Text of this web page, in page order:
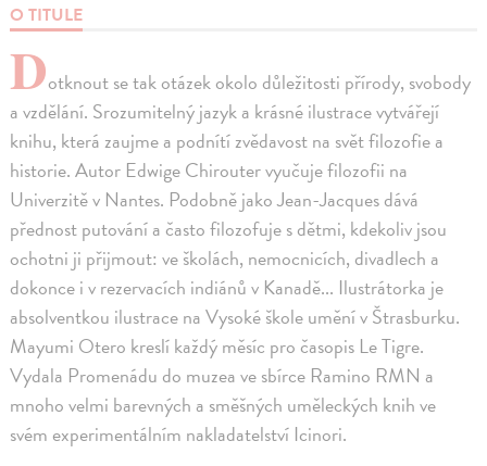
O TITULE
Dotknout se tak otázek okolo důležitosti přírody, svobody
a vzdělání. Srozumitelný jazyk a krásné ilustrace vytvářejí
knihu, která zaujme a podnítí zvědavost na svět filozofie a
historie. Autor Edwige Chirouter vyučuje filozofii na
Univerzitě v Nantes. Podobně jako Jean-Jacques dává
přednost putování a často filozofuje s dětmi, kdekoliv jsou
ochotni ji přijmout: ve školách, nemocnicích, divadlech a
dokonce i v rezervacích indiánů v Kanadě... Ilustrátorka je
absolventkou ilustrace na Vysoké škole umění v Štrasburku.
Mayumi Otero kreslí každý měsíc pro časopis Le Tigre.
Vydala Promenádu do muzea ve sbírce Ramino RMN a
mnoho velmi barevných a směšných uměleckých knih ve
svém experimentálním nakladatelství Icinori.